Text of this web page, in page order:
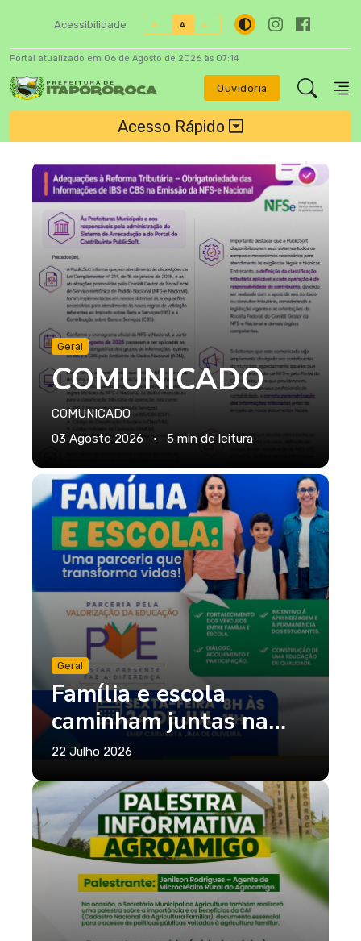
Acessibilidade A+ A A-
Portal atualizado em 06 de Agosto de 2026 às 07:14
Ouvidoria
Acesso Rápido
Geral
COMUNICADO
COMUNICADO
03 Agosto 2026
• 5 min de leitura
Geral
Família e escola
caminham juntas na
construção de um
futuro melhor!
22 Julho 2026